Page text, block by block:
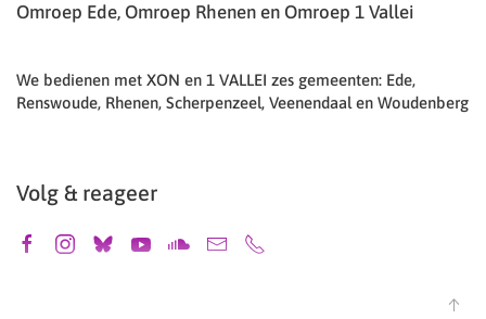
Omroep Ede, Omroep Rhenen en Omroep 1 Vallei
We bedienen met XON en 1 VALLEI zes gemeenten: Ede,
Renswoude, Rhenen, Scherpenzeel, Veenendaal en Woudenberg
Volg & reageer